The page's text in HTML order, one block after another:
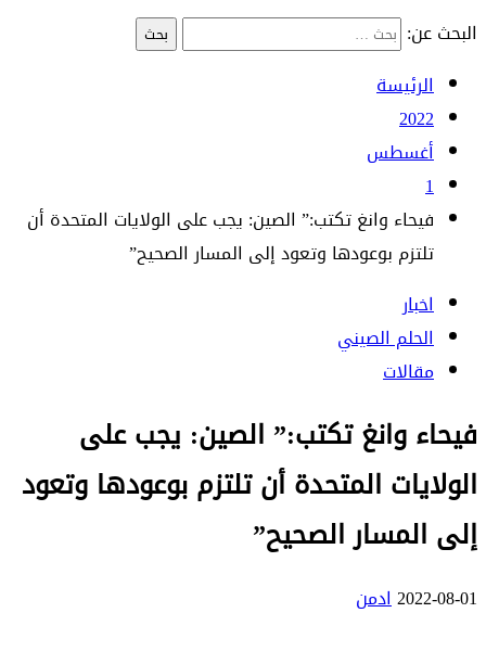
البحث عن:
الرئيسة
2022
أغسطس
1
فيحاء وانغ تكتب:” الصين: يجب على الولايات المتحدة أن
تلتزم بوعودها وتعود إلى المسار الصحيح”
اخبار
الحلم الصيني
مقالات
فيحاء وانغ تكتب:” الصين: يجب على
الولايات المتحدة أن تلتزم بوعودها وتعود
إلى المسار الصحيح”
2022-08-01ادمن